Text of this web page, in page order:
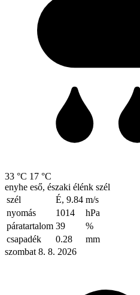
33 °C 17 °C
enyhe eső, északi élénk szél
szél
É, 9.84 m/s
nyomás
1014
hPa
páratartalom 39
%
csapadék
0.28
mm
szombat 8. 8. 2026